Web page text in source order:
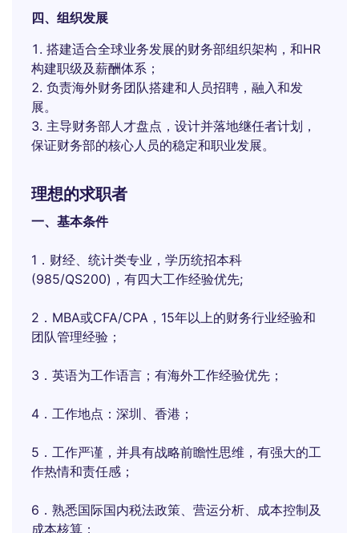
四、组织发展
搭建适合全球业务发展的财务部组织架构，和HR
构建职级及薪酬体系；
负责海外财务团队搭建和人员招聘，融入和发
展。
主导财务部人才盘点，设计并落地继任者计划，
保证财务部的核心人员的稳定和职业发展。
理想的求职者
一、基本条件
1．财经、统计类专业，学历统招本科
(985/QS200)，有四大工作经验优先;
2．MBA或CFA/CPA，15年以上的财务行业经验和
团队管理经验；
3．英语为工作语言；有海外工作经验优先；
4．工作地点：深圳、香港；
5．工作严谨，并具有战略前瞻性思维，有强大的工
作热情和责任感；
6．熟悉国际国内税法政策、营运分析、成本控制及
成本核算；